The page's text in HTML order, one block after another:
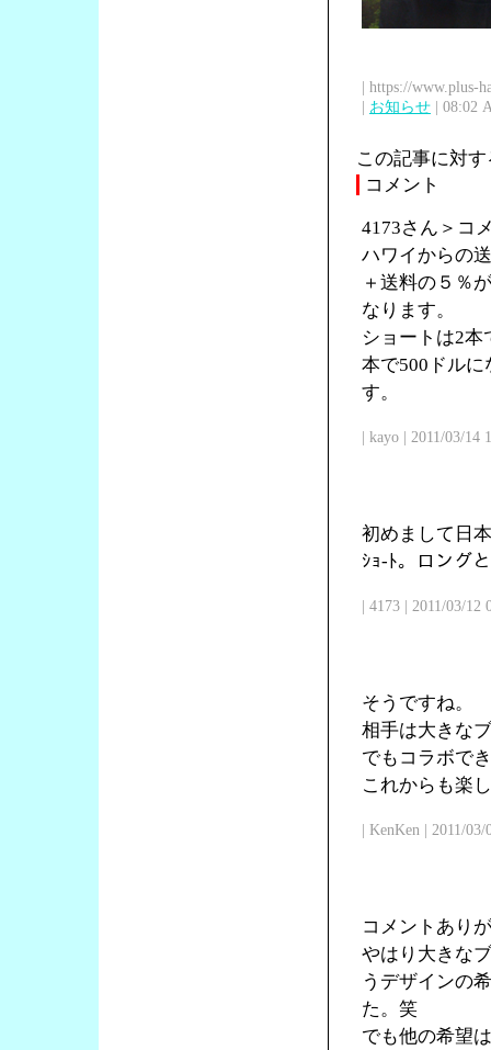
| https://www.plus-
| お知らせ | 08:02
この記事に対
コメント
4173さん＞コ
ハワイからの
＋送料の５％
なります。
ショートは2本
本で500ドル
す。
| kayo | 2011/03/14
初めまして日
ｼｮ-ﾄ。ロング
| 4173 | 2011/03/12
そうですね。
相手は大きな
でもコラボで
これからも楽
| KenKen | 2011/
コメントあり
やはり大きな
うデザインの
た。笑
でも他の希望